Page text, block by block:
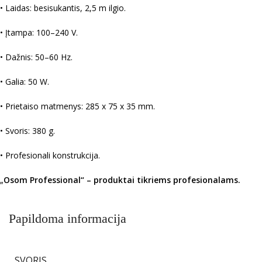
• Laidas: besisukantis, 2,5 m ilgio.
• Įtampa: 100–240 V.
• Dažnis: 50–60 Hz.
• Galia: 50 W.
• Prietaiso matmenys: 285 x 75 x 35 mm.
• Svoris: 380 g.
• Profesionali konstrukcija.
„Osom Professional“ – produktai tikriems profesionalams.
Papildoma informacija